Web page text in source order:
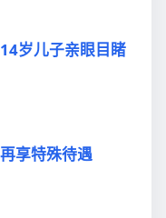
岁儿子亲眼目睹
享特殊待遇